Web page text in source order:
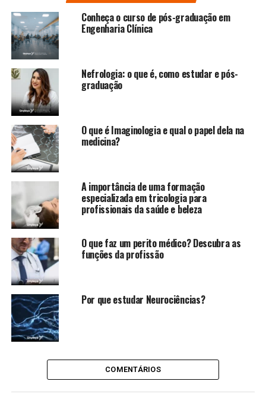
Conheça o curso de pós-graduação em
Engenharia Clínica
Nefrologia: o que é, como estudar e pós-
graduação
O que é Imaginologia e qual o papel dela na
medicina?
A importância de uma formação
especializada em tricologia para
profissionais da saúde e beleza
O que faz um perito médico? Descubra as
funções da profissão
Por que estudar Neurociências?
COMENTÁRIOS